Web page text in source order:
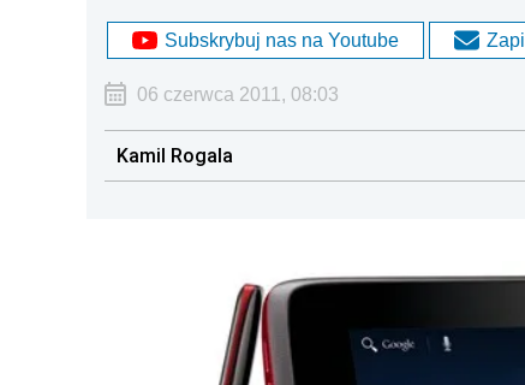
Subskrybuj nas na Youtube
06 czerwca 2011, 08:03
Kamil Rogala